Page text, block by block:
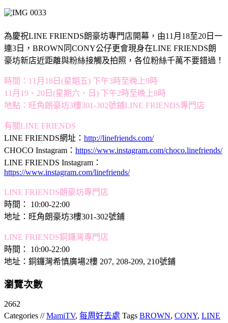
為慶祝LINE FRIENDS朗豪坊專門店開幕，由11月18至20日一
連3日，BROWN同CONY公仔更會現身在LINE FRIENDS朗
豪坊新店近距離與粉絲接觸及拍照，各位粉絲千萬不要錯過！
時間：11月18日(星期五) 下午3時至晚上9時
11月19、20日(星期六、日) 下午2時至晚上8時
地點：旺角朗豪坊3樓301-302號鋪LINE FRIENDS專門店
有關LINE FRIENDS
LINE FRIENDS網址： http://linefriends.com/
CHOCO Instagram： https://www.instagram.com/choco.linefriends/
LINE FRIENDS Instagram：
https://www.instagram.com/linefriends/
LINE FRIENDS朗豪坊專門店
時間： 10:00-22:00
地址：旺角朗豪坊3樓301-302號鋪
LINE FRIENDS銅鑼灣專門店
時間： 10:00-22:00
地址：銅鑼灣希慎廣場2樓 207, 208-209, 210號鋪
瀏覽次數
2662
Categories //MamiTV, 每周好去處 Tags BROWN, CONY, LINE